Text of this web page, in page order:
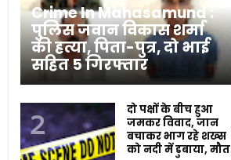
Crime In Mahasamund :
पुलिस जवान विकास शर्मा
की हत्या, पिता-पुत्र, दो भाई
सहित 5 गिरफ्तार
दो पक्षों के बीच हुआ
जमकर विवाद, जान
बचाकर भाग रहे शख्स
को नदी में डुबाया, मौत